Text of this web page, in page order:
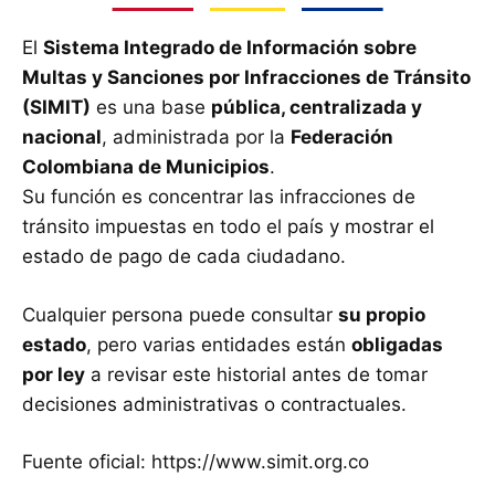
El Sistema Integrado de Información sobre
Multas y Sanciones por Infracciones de Tránsito
(SIMIT) es una base pública, centralizada y
nacional, administrada por la Federación
Colombiana de Municipios.
Su función es concentrar las infracciones de
tránsito impuestas en todo el país y mostrar el
estado de pago de cada ciudadano.
Cualquier persona puede consultar su propio
estado, pero varias entidades están obligadas
por ley a revisar este historial antes de tomar
decisiones administrativas o contractuales.
Fuente oficial: https://www.simit.org.co